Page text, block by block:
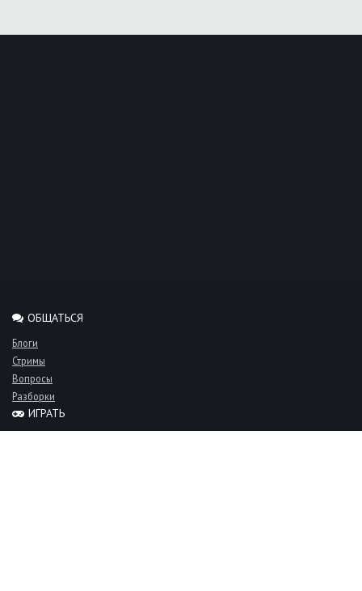
ОБЩАТЬСЯ
Блоги
Стримы
Вопросы
Разборки
ИГРАТЬ